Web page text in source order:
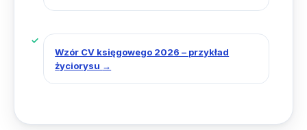
Wzór CV księgowego 2026 – przykład
życiorysu →